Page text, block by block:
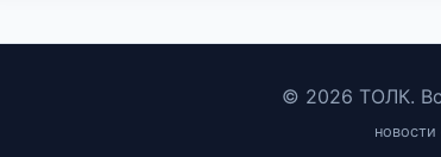
© 2026 ТОЛК.